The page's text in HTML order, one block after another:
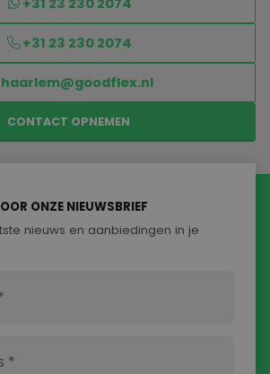
+31 23 230 2074
+31 23 230 2074
haarlem@goodflex.nl
CONTACT OPNEMEN
ONZE NIEUWSBRIEF
nieuws en aanbiedingen in je